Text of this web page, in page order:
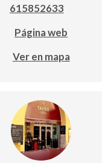
615852633
Página web
Ver en mapa